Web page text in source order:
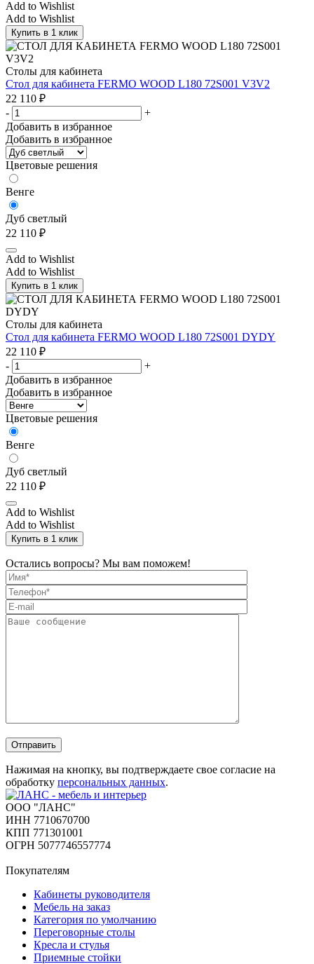
Add to Wishlist
Add to Wishlist
Купить в 1 клик
Столы для кабинета
Стол для кабинета FERMO WOOD L180 72S001 V3V2
22 110 ₽
-
+
Добавить в избранное
Добавить в избранное
Цветовые решения
Венге
Дуб светлый
22 110 ₽
Add to Wishlist
Add to Wishlist
Купить в 1 клик
Столы для кабинета
Стол для кабинета FERMO WOOD L180 72S001 DYDY
22 110 ₽
-
+
Добавить в избранное
Добавить в избранное
Цветовые решения
Венге
Дуб светлый
22 110 ₽
Add to Wishlist
Add to Wishlist
Купить в 1 клик
Остались вопросы? Мы вам поможем!
Отправить
Нажимая на кнопку, вы подтверждаете свое согласие на
обработку персональных данных.
ООО "ЛАНС"
ИНН 7710670700
КПП 771301001
ОГРН 5077746557774
Покупателям
Кабинеты руководителя
Мебель на заказ
Категория по умолчанию
Переговорные столы
Кресла и стулья
Приемные стойки